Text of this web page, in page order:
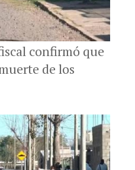
confirmó que
de los